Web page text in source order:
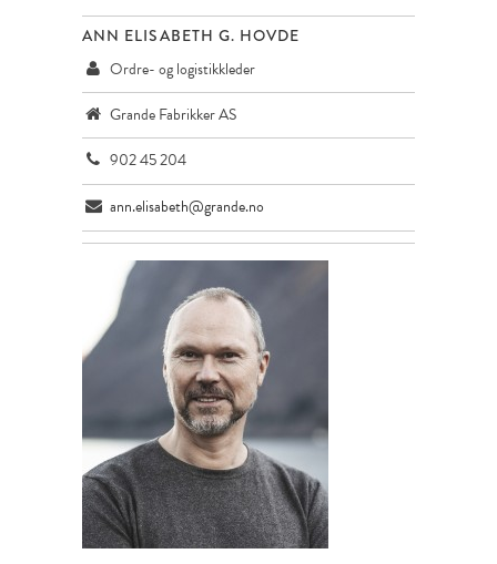
ANN ELISABETH G. HOVDE
Ordre- og logistikkleder
Grande Fabrikker AS
902 45 204
ann.elisabeth@grande.no